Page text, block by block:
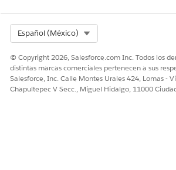
¿RESOLVIÓ ESTE ARTÍCULO SU
Sí No
Español (México)
© Copyright 2026, Salesforce.com Inc. Todos los
distintas marcas comerciales pertenecen a sus
Salesforce, Inc. Calle Montes Urales 424, Lomas -
Chapultepec V Secc., Miguel Hidalgo, 11000